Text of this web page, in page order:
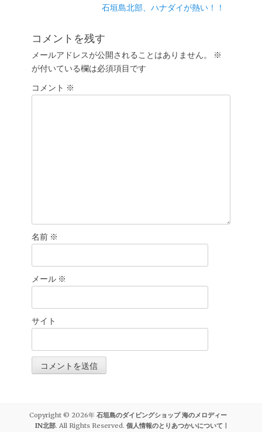
ー
シ
ョ
ン
投
石垣島北部、ハナダイが熱い！！
コメントを残す
メールアドレスが公開されることはありません。
※
が付いている欄は必須項目です
コメント ※
名前 ※
メール ※
サイト
Copyright © 2026年 石垣島のダイビングショップ 海のメロディー
IN北部. All Rights Reserved. 個人情報のとりあつかいについて